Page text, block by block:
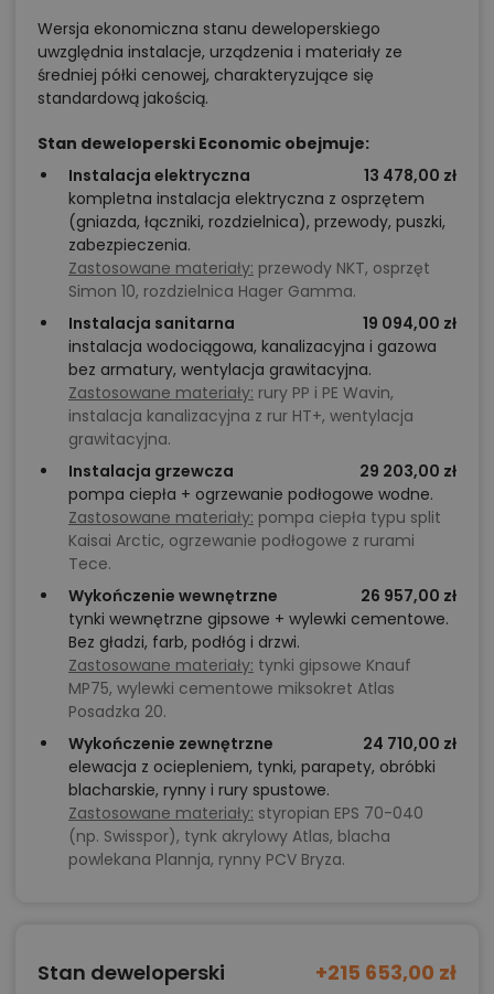
Wersja ekonomiczna stanu deweloperskiego
uwzględnia instalacje, urządzenia i materiały ze
średniej półki cenowej, charakteryzujące się
standardową jakością.
Stan deweloperski Economic obejmuje:
Instalacja elektryczna
13 478,00 zł
kompletna instalacja elektryczna z osprzętem
(gniazda, łączniki, rozdzielnica), przewody, puszki,
zabezpieczenia.
Zastosowane materiały: przewody NKT, osprzęt
Simon 10, rozdzielnica Hager Gamma.
Instalacja sanitarna
19 094,00 zł
instalacja wodociągowa, kanalizacyjna i gazowa
bez armatury, wentylacja grawitacyjna.
Zastosowane materiały: rury PP i PE Wavin,
instalacja kanalizacyjna z rur HT+, wentylacja
grawitacyjna.
Instalacja grzewcza
29 203,00 zł
pompa ciepła + ogrzewanie podłogowe wodne.
Zastosowane materiały: pompa ciepła typu split
Kaisai Arctic, ogrzewanie podłogowe z rurami
Tece.
Wykończenie wewnętrzne
26 957,00 zł
tynki wewnętrzne gipsowe + wylewki cementowe.
Bez gładzi, farb, podłóg i drzwi.
Zastosowane materiały: tynki gipsowe Knauf
MP75, wylewki cementowe miksokret Atlas
Posadzka 20.
Wykończenie zewnętrzne
24 710,00 zł
elewacja z ociepleniem, tynki, parapety, obróbki
blacharskie, rynny i rury spustowe.
Zastosowane materiały: styropian EPS 70-040
(np. Swisspor), tynk akrylowy Atlas, blacha
powlekana Plannja, rynny PCV Bryza.
Stan deweloperski
+215 653,00 zł